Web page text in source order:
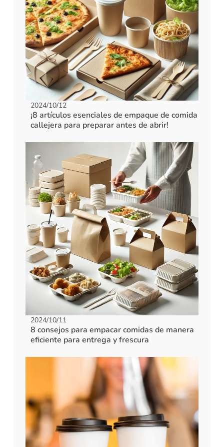
2024/10/12
¡8 artículos esenciales de empaque de comida
callejera para preparar antes de abrir!
2024/10/11
8 consejos para empacar comidas de manera
eficiente para entrega y frescura